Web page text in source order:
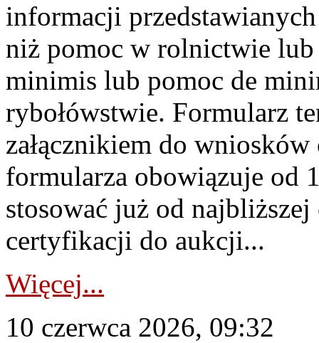
informacji
niż pomoc w rolnictwie lub
minimis lub pomoc de
rybołówstwie. Formularz
załącznikiem do
formularza obowiązuje od
stosować już od
certyfikacji do aukcji...
Więcej...
10 czerwca 2026, 09:32